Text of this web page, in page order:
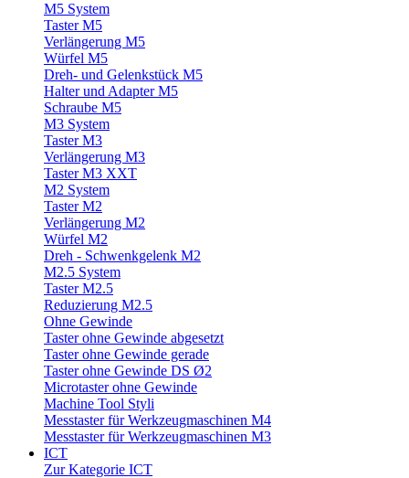
M5 System
Taster M5
Verlängerung M5
Würfel M5
Dreh- und Gelenkstück M5
Halter und Adapter M5
Schraube M5
M3 System
Taster M3
Verlängerung M3
Taster M3 XXT
M2 System
Taster M2
Verlängerung M2
Würfel M2
Dreh - Schwenkgelenk M2
M2.5 System
Taster M2.5
Reduzierung M2.5
Ohne Gewinde
Taster ohne Gewinde abgesetzt
Taster ohne Gewinde gerade
Taster ohne Gewinde DS Ø2
Microtaster ohne Gewinde
Machine Tool Styli
Messtaster für Werkzeugmaschinen M4
Messtaster für Werkzeugmaschinen M3
ICT
Zur Kategorie ICT